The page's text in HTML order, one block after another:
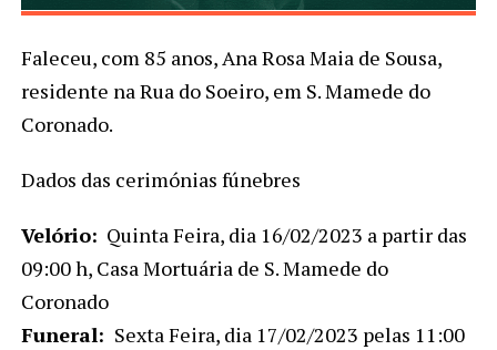
Faleceu, com 85 anos, Ana Rosa Maia de Sousa,
residente na Rua do Soeiro, em S. Mamede do
Coronado.
Dados das cerimónias fúnebres
Velório: Quinta Feira, dia 16/02/2023 a partir das
09:00 h, Casa Mortuária de S. Mamede do
Coronado
Funeral: Sexta Feira, dia 17/02/2023 pelas 11:00